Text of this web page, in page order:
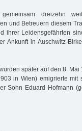
dreizehn
und Betreuern diesem
ihrer Leidensgefährten
Ankunft in Auschwitz-
später auf den 8. Mai
in Wien) emigrierte mit
Sohn Eduard Hofmann